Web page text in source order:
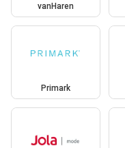
vanHaren
Primark